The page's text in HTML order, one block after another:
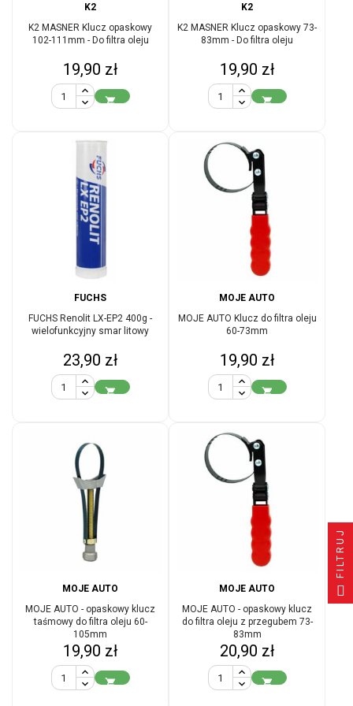
K2
K2 MASNER Klucz opaskowy
102-111mm - Do filtra oleju
Cena
19,90 zł

K2
K2 MASNER Klucz opaskowy 73-
83mm - Do filtra oleju
Cena
19,90 zł

FUCHS
FUCHS Renolit LX-EP2 400g -
wielofunkcyjny smar litowy
Cena
23,90 zł

MOJE AUTO
MOJE AUTO Klucz do filtra oleju
60-73mm
Cena
19,90 zł

MOJE AUTO
MOJE AUTO - opaskowy klucz
taśmowy do filtra oleju 60-
105mm
Cena
19,90 zł

MOJE AUTO
MOJE AUTO - opaskowy klucz
do filtra oleju z przegubem 73-
83mm
Cena
20,90 zł

FILTRUJ